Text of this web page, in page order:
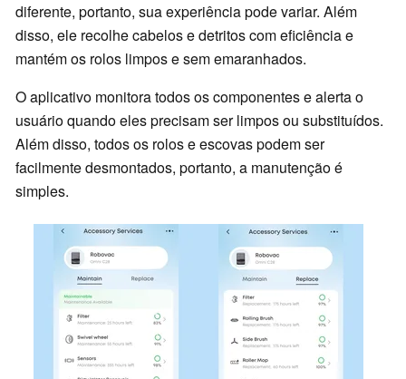
diferente, portanto, sua experiência pode variar. Além
disso, ele recolhe cabelos e detritos com eficiência e
mantém os rolos limpos e sem emaranhados.
O aplicativo monitora todos os componentes e alerta o
usuário quando eles precisam ser limpos ou substituídos.
Além disso, todos os rolos e escovas podem ser
facilmente desmontados, portanto, a manutenção é
simples.